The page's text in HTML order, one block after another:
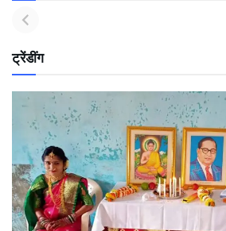
ट्रेंडींग